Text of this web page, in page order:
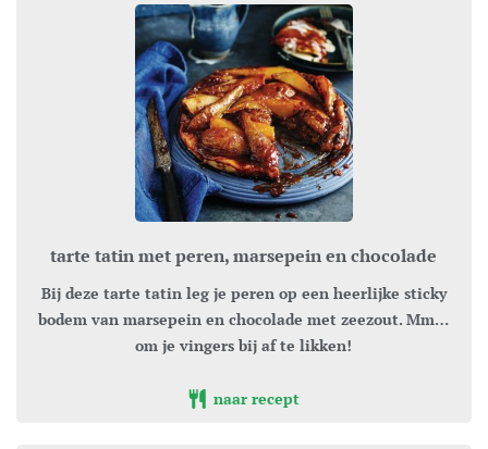
tarte tatin met peren, marsepein en chocolade
Bij deze tarte tatin leg je peren op een heerlijke sticky
bodem van marsepein en chocolade met zeezout. Mm…
om je vingers bij af te likken!
naar recept